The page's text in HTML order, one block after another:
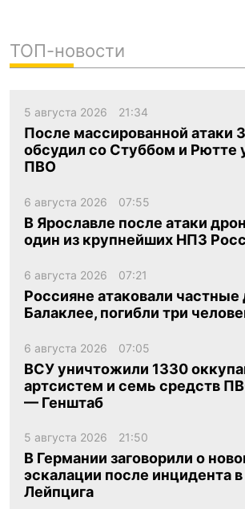
ТОП-новости
5 августа 2026 21:34
После массированной атаки
обсудил со Стуббом и Рютте
ПВО
6 августа 2026 07:55
В Ярославле после атаки
один из крупнейших НПЗ
6 августа 2026 07:21
Россияне атаковали частные
Балаклее, погибли три
6 августа 2026 07:05
ВСУ уничтожили 1330
артсистем и семь средств
— Генштаб
5 августа 2026 21:50
В Германии заговорили о
эскалации после инцидента
Лейпцига